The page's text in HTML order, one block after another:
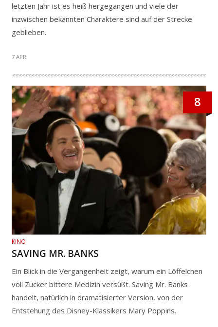
letzten Jahr ist es heiß hergegangen und viele der
inzwischen bekannten Charaktere sind auf der Strecke
geblieben.
7 APR.
8
KINO
SAVING MR. BANKS
Ein Blick in die Vergangenheit zeigt, warum ein Löffelchen
voll Zucker bittere Medizin versüßt. Saving Mr. Banks
handelt, natürlich in dramatisierter Version, von der
Entstehung des Disney-Klassikers Mary Poppins.